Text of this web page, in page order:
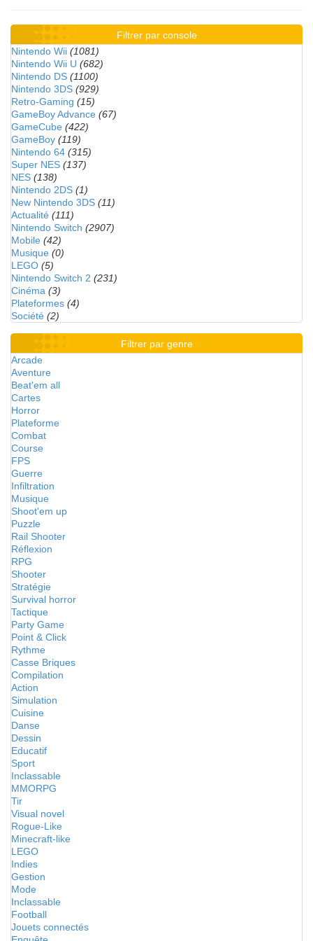
Filtrer par console
Nintendo Wii (1081)
Nintendo Wii U (682)
Nintendo DS (1100)
Nintendo 3DS (929)
Retro-Gaming (15)
GameBoy Advance (67)
GameCube (422)
GameBoy (119)
Nintendo 64 (315)
Super NES (137)
NES (138)
Nintendo 2DS (1)
New Nintendo 3DS (11)
Actualité (111)
Nintendo Switch (2907)
Mobile (42)
Musique (0)
LEGO (5)
Nintendo Switch 2 (231)
Cinéma (3)
Plateformes (4)
Société (2)
Filtrer par genre
Arcade
Aventure
Beat'em all
Cartes
Horror
Plateforme
Combat
Course
FPS
Guerre
Infiltration
Musique
Shoot'em up
Puzzle
Rail Shooter
Réflexion
RPG
Shooter
Stratégie
Survival horror
Tactique
Party Game
Point & Click
Rythme
Casse Briques
Compilation
Action
Simulation
Cuisine
Danse
Dessin
Educatif
Sport
Inclassable
MMORPG
Tir
Visual novel
Rogue-Like
Minecraft-like
LEGO
Indies
Gestion
Mode
Inclassable
Football
Jouets connectés